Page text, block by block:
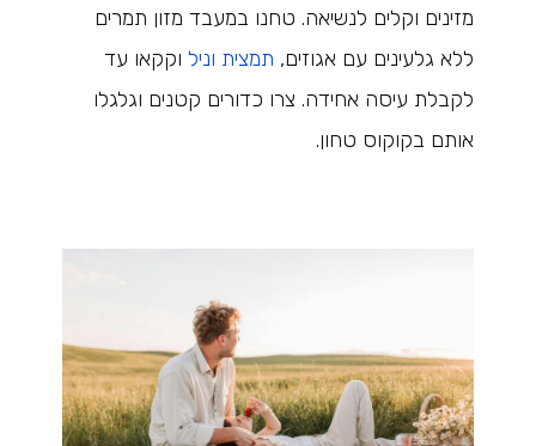
מזינים וקלים לנשיאה. טחנו במעבד מזון תמרים
ללא גלעינים עם אגוזים, תמצית וניל וקקאו עד
לקבלת עיסה אחידה. צרו כדורים קטנים וגלגלו
אותם בקוקוס טחון.